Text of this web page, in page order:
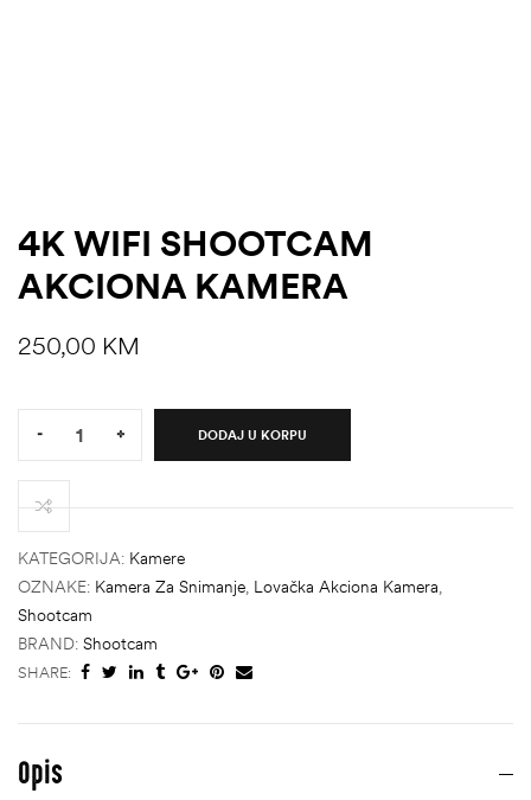
4K WIFI SHOOTCAM
AKCIONA KAMERA
250,00 KM
- + DODAJ U KORPU
KATEGORIJA: Kamere
OZNAKE: Kamera Za Snimanje Lovačka Akciona Kamera
Shootcam
BRAND: Shootcam
SHARE:
Opis